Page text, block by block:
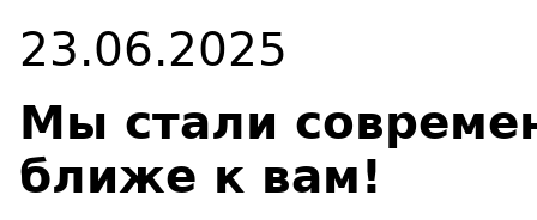
23.06.2025
Мы стали
ближе к вам!